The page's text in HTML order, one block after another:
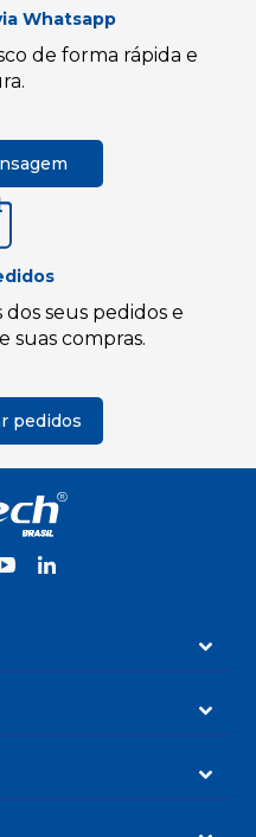
Whatsapp
de forma rápida e
seus pedidos e
suas compras.
pedidos